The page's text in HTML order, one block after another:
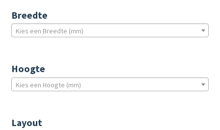
Breedte
Kies een Breedte (mm)
Hoogte
Kies een Hoogte (mm)
Layout